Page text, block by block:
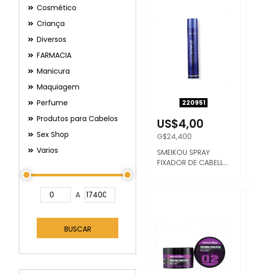
Cosmético
Criança
Diversos
FARMACIA
Manicura
Maquiagem
Perfume
Produtos para Cabelos
Sex Shop
Varios
A
BUSCAR
220951
US$4,00
G$24,400
SMEIKOU SPRAY
FIXADOR DE CABELLO